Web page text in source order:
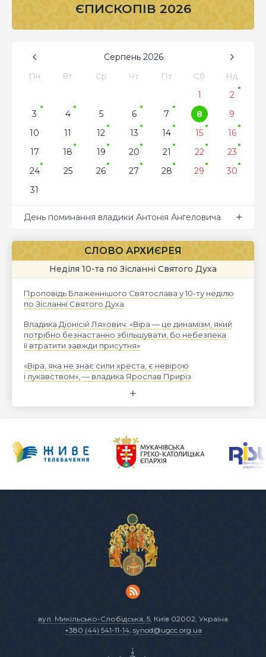
ЄПИСКОПІВ 2026
Серпень 2026
Пн Вт Ср Чт Пт Сб Нд
1
2
3
4 5 6 7 8
9
10
11 12 13 14 15
16
17
18 19 20 21 22
23
24
25 26 27 28 29
30
31
День поминання владики Антонія Ангеловича
СЛОВО АРХИЄРЕЯ
Неділя 10-та по Зісланні Святого Духа
Проповідь Блаженнішого Святослава у 10-ту неділю
по Зісланні Святого Духа
Владика Діонісій Ляхович: «Віра — це динамізм, який
потрібно безнастанно збільшувати, бо небезпека
її втратити завжди присутня»
«Віра, яка не знає сили хреста, є невірою
і лукавством», — владика Ярослав Приріз
вул. Микільсько-Слобідська, 5, Київ 02002, Україна
+380 (44) 541-11-14, synod@ugcc.org.ua